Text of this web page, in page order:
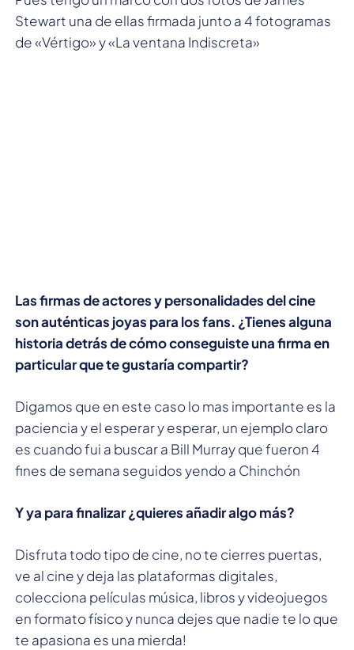
Stewart una de ellas firmada junto a 4 fotogramas
de «Vértigo» y «La ventana Indiscreta»
Las firmas de actores y personalidades del cine
son auténticas joyas para los fans. ¿Tienes alguna
historia detrás de cómo conseguiste una firma en
particular que te gustaría compartir?
Digamos que en este caso lo mas importante es la
paciencia y el esperar y esperar, un ejemplo claro
es cuando fui a buscar a Bill Murray que fueron 4
fines de semana seguidos yendo a Chinchón
Y ya para finalizar ¿quieres añadir algo más?
Disfruta todo tipo de cine, no te cierres puertas,
ve al cine y deja las plataformas digitales,
colecciona películas música, libros y videojuegos
en formato físico y nunca dejes que nadie te lo que
te apasiona es una mierda!